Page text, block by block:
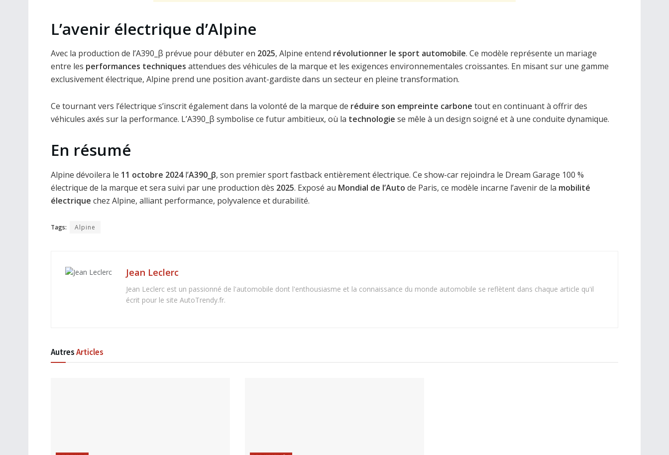
L’avenir électrique d’Alpine
Avec la production de l’A390_β prévue pour débuter en 2025, Alpine entend révolutionner le sport automobile. Ce modèle représente un mariage
entre les performances techniques attendues des véhicules de la marque et les exigences environnementales croissantes. En misant sur une gamme
exclusivement électrique, Alpine prend une position avant-gardiste dans un secteur en pleine transformation.
Ce tournant vers l’électrique s’inscrit également dans la volonté de la marque de réduire son empreinte carbone tout en continuant à offrir des
véhicules axés sur la performance. L’A390_β symbolise ce futur ambitieux, où la technologie se mêle à un design soigné et à une conduite dynamique.
En résumé
Alpine dévoilera le 11 octobre 2024l’A390_β, son premier sport fastback entièrement électrique. Ce show-car rejoindra le Dream Garage 100 %
électrique de la marque et sera suivi par une production dès 2025. Exposé au Mondial de l’Auto de Paris, ce modèle incarne l’avenir de la mobilité
électrique chez Alpine, alliant performance, polyvalence et durabilité.
Tags: Alpine
Jean Leclerc
Jean Leclerc est un passionné de l'automobile dont l'enthousiasme et la connaissance du monde automobile se reflètent dans chaque article qu'il
écrit pour le site AutoTrendy.fr.
AutresArticles